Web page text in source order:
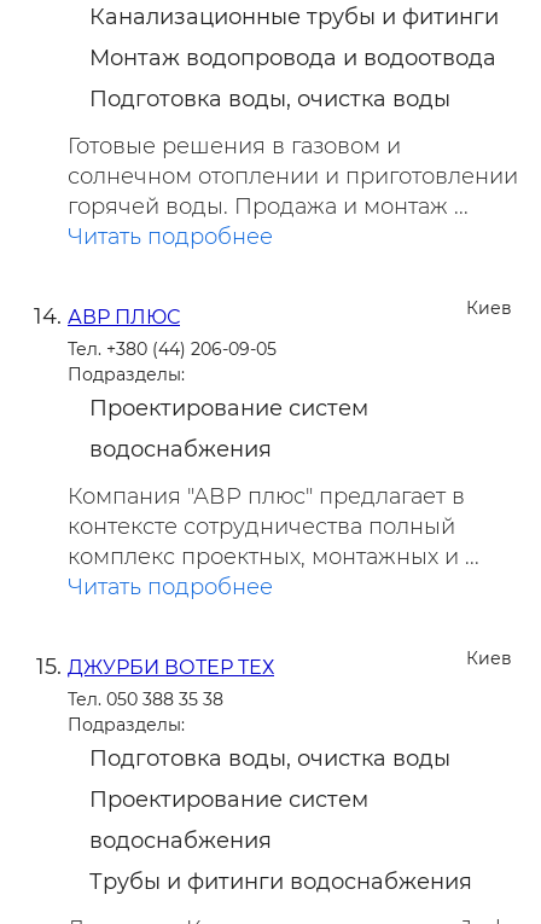
Канализационные трубы и фитинги
Монтаж водопровода и водоотвода
Подготовка воды, очистка воды
Готовые решения в газовом и
солнечном отоплении и приготовлении
горячей воды. Продажа и монтаж ...
Читать подробнее
Киев
АВР ПЛЮС
Тел. +380 (44) 206-09-05
Подразделы:
Проектирование систем
водоснабжения
Компания "АВР плюс" предлагает в
контексте сотрудничества полный
комплекс проектных, монтажных и ...
Читать подробнее
Киев
ДЖУРБИ ВОТЕР ТЕХ
Тел. 050 388 35 38
Подразделы:
Подготовка воды, очистка воды
Проектирование систем
водоснабжения
Трубы и фитинги водоснабжения